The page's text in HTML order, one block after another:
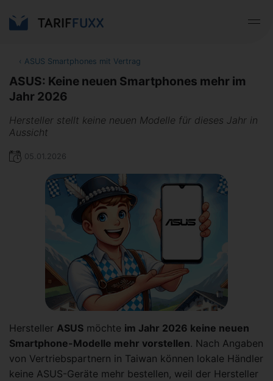
‹ ASUS Smartphones mit Vertrag
ASUS: Keine neuen Smartphones mehr im
Jahr 2026
Hersteller stellt keine neuen Modelle für dieses Jahr in
Aussicht
05.01.2026
Hersteller ASUS möchte im Jahr 2026 keine neuen
Smartphone-Modelle mehr vorstellen. Nach Angaben
von Vertriebspartnern in Taiwan können lokale Händler
keine ASUS-Geräte mehr bestellen, weil der Hersteller